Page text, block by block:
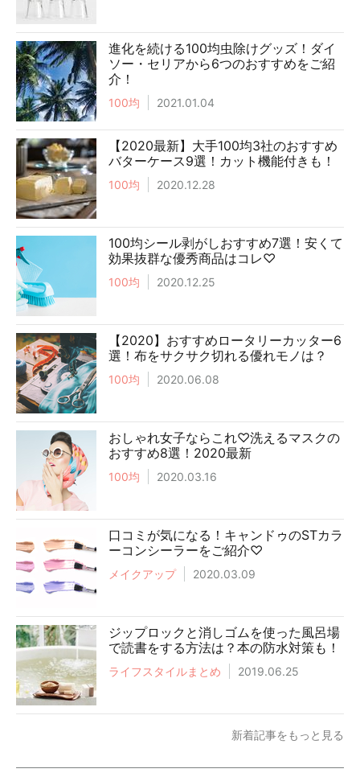
進化を続ける100均虫除けグッズ！ダイ
ソー・セリアから6つのおすすめをご紹
介！
100均 2021.01.04
【2020最新】大手100均3社のおすすめ
バターケース9選！カット機能付きも！
100均 2020.12.28
100均シール剥がしおすすめ7選！安くて
効果抜群な優秀商品はコレ♡
100均 2020.12.25
【2020】おすすめロータリーカッター6
選！布をサクサク切れる優れモノは？
100均 2020.06.08
おしゃれ女子ならこれ♡洗えるマスクの
おすすめ8選！2020最新
100均 2020.03.16
口コミが気になる！キャンドゥのSTカラ
ーコンシーラーをご紹介♡
メイクアップ 2020.03.09
ジップロックと消しゴムを使った風呂場
で読書をする方法は？本の防水対策も！
ライフスタイルまとめ 2019.06.25
新着記事をもっと見る